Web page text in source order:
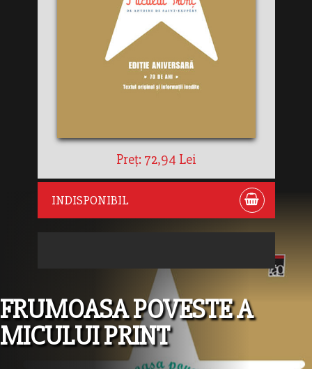
Preț: 72,94 Lei
INDISPONIBIL
FRUMOASA POVESTE A
MICULUI PRINT